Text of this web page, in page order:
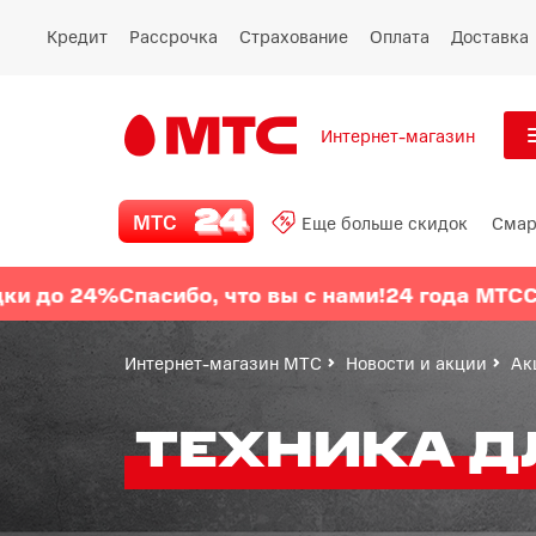
Кредит Рассрочка Страхование Оплата Доставка
Интернет-магазин
МТС 24
Смартфоны
Все
Планшеты и ноутбуки
Восстановленные
смартфоны
МТС Еще больше скидок
Спасибо, что вы с нами!24 года МТССкидки
Интернет-магазин МТС Новости и акции
ТЕХНИКА